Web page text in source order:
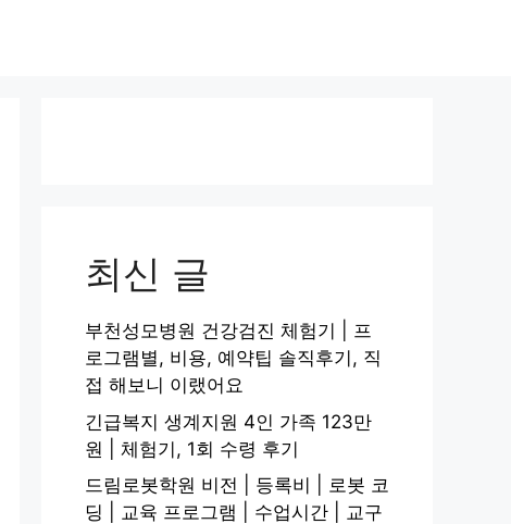
최신 글
부천성모병원 건강검진 체험기 | 프
로그램별, 비용, 예약팁 솔직후기, 직
접 해보니 이랬어요
긴급복지 생계지원 4인 가족 123만
원 | 체험기, 1회 수령 후기
드림로봇학원 비전 | 등록비 | 로봇 코
딩 | 교육 프로그램 | 수업시간 | 교구